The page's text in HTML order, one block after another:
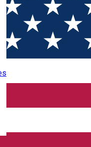
camere ( spatii ) cu un
terasa. Terasa Baniei